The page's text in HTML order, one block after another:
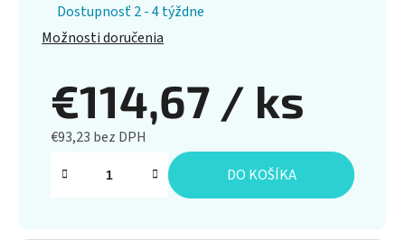
Dostupnosť 2 - 4 týždne
Možnosti doručenia
€114,67 / ks
€93,23 bez DPH
Jednotková cena:
DO KOŠÍKA